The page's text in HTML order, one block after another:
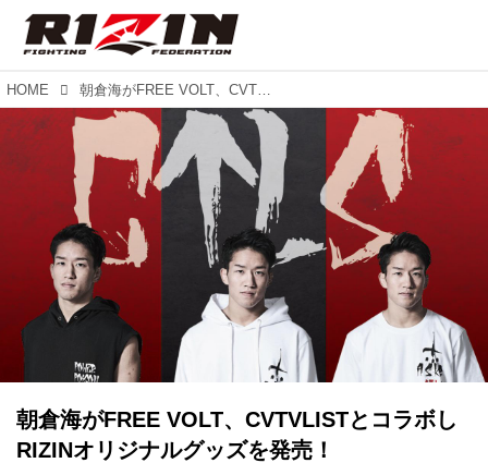
HOME 朝倉海がFREE VOLT、CVTVLISTとコラボしRIZINオリジナルグッズを発売！
朝倉海がFREE VOLT、CVTVLISTとコラボし
RIZINオリジナルグッズを発売！